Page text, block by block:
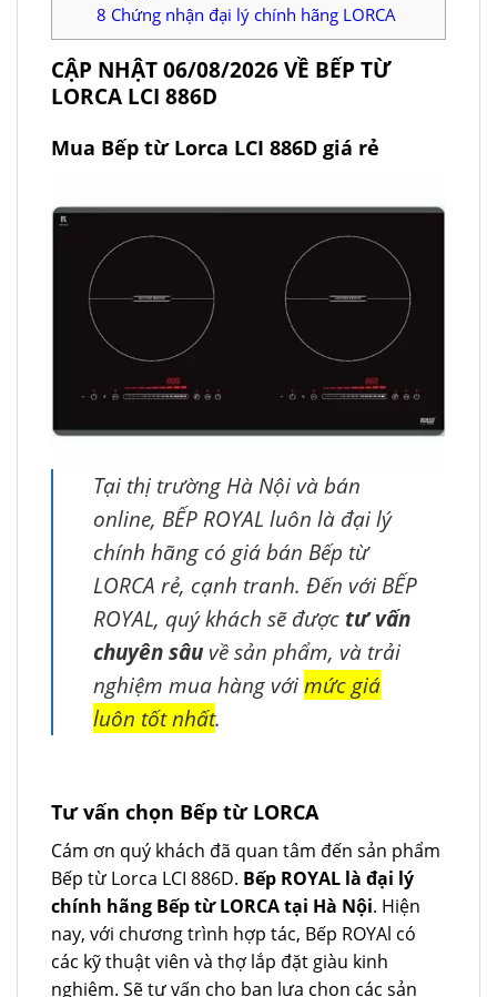
8 Chứng nhận đại lý chính hãng LORCA
CẬP NHẬT 06/08/2026 VỀ BẾP TỪ
LORCA LCI 886D
Mua Bếp từ Lorca LCI 886D giá rẻ
Tại thị trường Hà Nội và bán
online, BẾP ROYAL luôn là đại lý
chính hãng có giá bán Bếp từ
LORCA rẻ, cạnh tranh. Đến với BẾP
ROYAL, quý khách sẽ được tư vấn
chuyên sâu về sản phẩm, và trải
nghiệm mua hàng vớimức giá
luôn tốt nhất.
Tư vấn chọn Bếp từ LORCA
Cám ơn quý khách đã quan tâm đến sản phẩm
Bếp từ Lorca LCI 886D. Bếp ROYAL là đại lý
chính hãng Bếp từ LORCA tại Hà Nội. Hiện
nay, với chương trình hợp tác, Bếp ROYAl có
các kỹ thuật viên và thợ lắp đặt giàu kinh
nghiệm. Sẽ tư vấn cho bạn lựa chọn các sản